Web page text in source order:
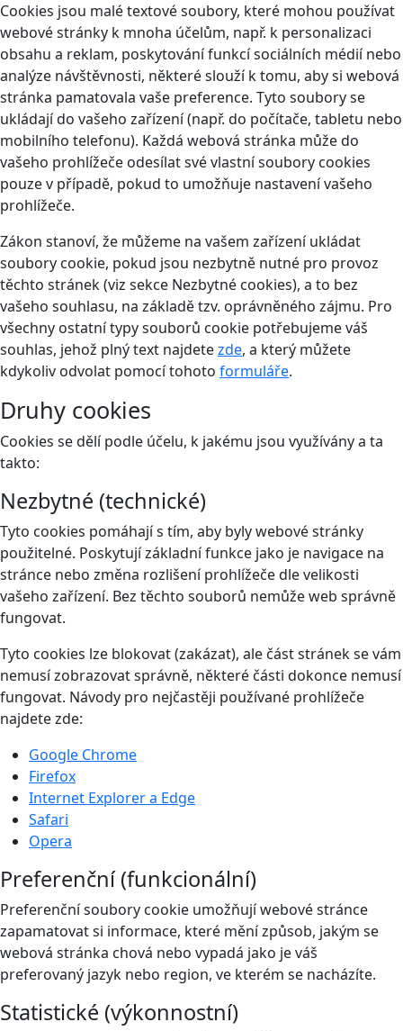
Cookies jsou malé textové soubory, které mohou používat
webové stránky k mnoha účelům, např. k personalizaci
obsahu a reklam, poskytování funkcí sociálních médií nebo
analýze návštěvnosti, některé slouží k tomu, aby si webová
stránka pamatovala vaše preference. Tyto soubory se
ukládají do vašeho zařízení (např. do počítače, tabletu nebo
mobilního telefonu). Každá webová stránka může do
vašeho prohlížeče odesílat své vlastní soubory cookies
pouze v případě, pokud to umožňuje nastavení vašeho
prohlížeče.
Zákon stanoví, že můžeme na vašem zařízení ukládat
soubory cookie, pokud jsou nezbytně nutné pro provoz
těchto stránek (viz sekce Nezbytné cookies), a to bez
vašeho souhlasu, na základě tzv. oprávněného zájmu. Pro
všechny ostatní typy souborů cookie potřebujeme váš
souhlas, jehož plný text najdetezde, a který můžete
kdykoliv odvolat pomocí tohoto formuláře.
Druhy cookies
Cookies se dělí podle účelu, k jakému jsou využívány a ta
takto:
Nezbytné (technické)
Tyto cookies pomáhají s tím, aby byly webové stránky
použitelné. Poskytují základní funkce jako je navigace na
stránce nebo změna rozlišení prohlížeče dle velikosti
vašeho zařízení. Bez těchto souborů nemůže web správně
fungovat.
Tyto cookies lze blokovat (zakázat), ale část stránek se vám
nemusí zobrazovat správně, některé části dokonce nemusí
fungovat. Návody pro nejčastěji používané prohlížeče
najdete zde:
Google Chrome
Firefox
Internet Explorer a Edge
Safari
Opera
Preferenční (funkcionální)
Preferenční soubory cookie umožňují webové stránce
zapamatovat si informace, které mění způsob, jakým se
webová stránka chová nebo vypadá jako je váš
preferovaný jazyk nebo region, ve kterém se nacházíte.
Statistické (výkonnostní)